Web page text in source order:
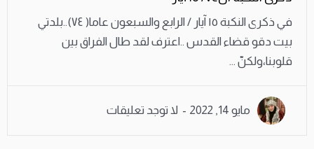
في ذكرى النكبة ١٥ آيار / الرابع والسبعون عاما( ٧٤)..بلدتي
بيت دقو قضاء القدس ..اعترف لقد طال الفراق بين
قلوبنا،ولكنّ ...
مايو 14, 2022 لا توجد تعليقات